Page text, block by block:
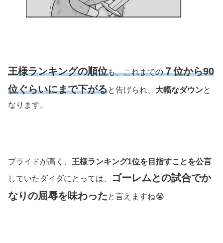
王様ランキングの順位も、これまでの７位から90
位ぐらいにまで下がると告げられ、 大幅なダウンと
なります。
プライドが高く、 王様ランキング1位を目指すことを公言
していたダイダにとっては、
ゴーレムとの試合でか
なりの屈辱を味わったと言えますね😭